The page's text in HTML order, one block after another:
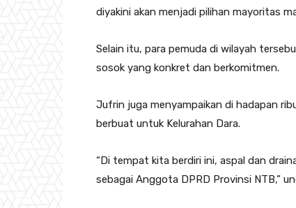
diyakini akan menjadi pilihan mayoritas
Selain itu, para pemuda di wilayah
sosok yang konkret dan berkomitmen.
Jufrin juga menyampaikan di hadapan
berbuat untuk Kelurahan Dara.
“Di tempat kita berdiri ini, aspal dan
sebagai Anggota DPRD Provinsi NTB,”